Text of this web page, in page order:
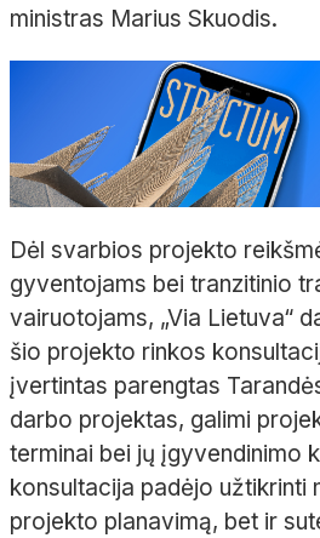
ministras Marius Skuodis.
Dėl svarbios projekto
gyventojams bei tranzitinio
vairuotojams, „Via Lietuva“
šio projekto rinkos
įvertintas parengtas
darbo projektas, galimi
terminai bei jų įgyvendinimo
konsultacija padėjo užtikrinti
projekto planavimą, bet ir